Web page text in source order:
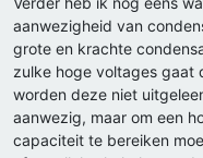
aanwezigheid van
grote en krachte
zulke hoge voltages gaat
worden deze niet
aanwezig, maar om een
capaciteit te bereiken